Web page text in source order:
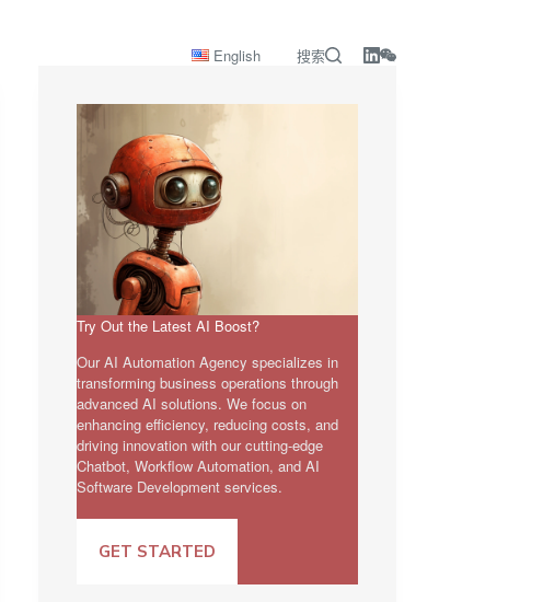
English 搜索
Try Out the Latest AI Boost?
Our AI Automation Agency specializes in
transforming business operations through
advanced AI solutions. We focus on
enhancing efficiency, reducing costs, and
driving innovation with our cutting-edge
Chatbot, Workflow Automation, and AI
Software Development services.
GET STARTED